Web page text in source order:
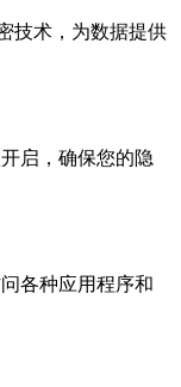
技术，为数据提供
启，确保您的隐
各种应用程序和